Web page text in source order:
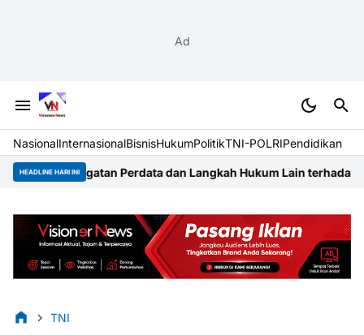
Ad
NasionalInternasionalBisnisHukumPolitikTNI-POLRIPendidikan
HEADLINE HARI INI
Perdata dan Langkah Hukum Lain terhadap Pengembang
TNI